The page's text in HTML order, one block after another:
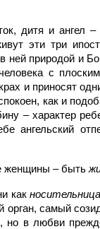
дитя и ангел
эти три
природой и
с
и приносят
как и
– характер
ангельский
женщины – быть
как
самый
но в любви